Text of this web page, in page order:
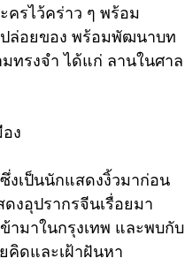
ครไว้คร่าว ๆ พร้อม
ล่อยของ พร้อมพัฒนาบท
ทรงจำ ได้แก่ ลานในศาล
ง
งเป็นนักแสดงงิ้วมาก่อน
งอุปรากรจีนเรื่อยมา
ามาในกรุงเทพ และพบกับ
คิดและเฝ้าฝันหา